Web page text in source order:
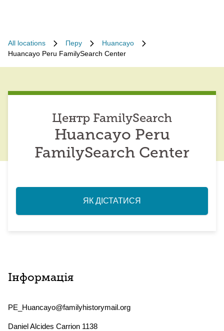
All locations Перу
Huancayo
Huancayo Peru FamilySearch Center
Центр FamilySearch
Huancayo Peru
FamilySearch Center
ЯК ДІСТАТИСЯ
Інформація
PE_Huancayo@familyhistorymail.org
Daniel Alcides Carrion 1138